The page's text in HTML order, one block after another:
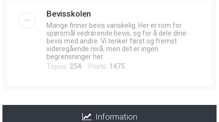
Bevisskolen
Mange finner bevis vanskelig. Her er rom for
spørsmål vedrørende bevis, og for å dele dine
bevis med andre. Vi tenker først og fremst
videregående nivå, men det er ingen
begrensninger her.
Topics: 254 Posts: 1475
Information